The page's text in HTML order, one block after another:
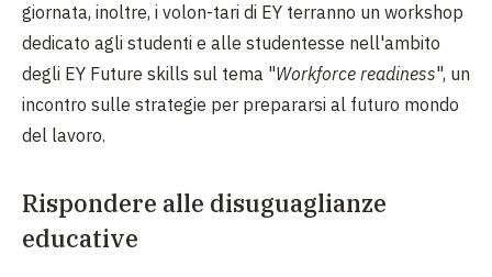
giornata, inoltre, i volon-tari di EY terranno un workshop
dedicato agli studenti e alle studentesse nell'ambito
degli EY Future skills sul tema "Workforce readiness", un
incontro sulle strategie per prepararsi al futuro mondo
del lavoro.
Rispondere alle disuguaglianze
educative